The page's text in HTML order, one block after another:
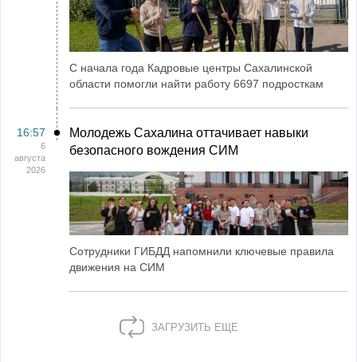
С начала года Кадровые центры Сахалинской
области помогли найти работу 6697 подросткам
16:57
6
августа
2026
Молодежь Сахалина оттачивает навыки
безопасного вождения СИМ
Сотрудники ГИБДД напомнили ключевые правила
движения на СИМ
ЗАГРУЗИТЬ ЕЩЕ